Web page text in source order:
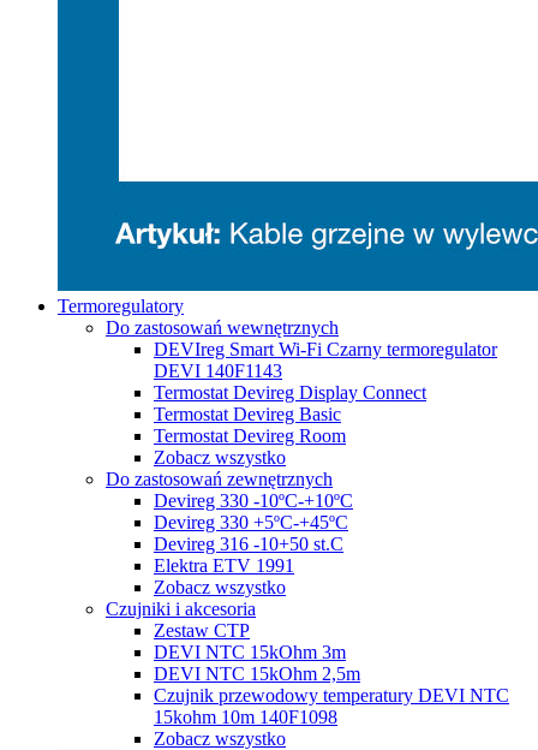
Termoregulatory
Do zastosowań wewnętrznych
DEVIreg Smart Wi-Fi Czarny termoregulator
DEVI 140F1143
Termostat Devireg Display Connect
Termostat Devireg Basic
Termostat Devireg Room
Zobacz wszystko
Do zastosowań zewnętrznych
Devireg 330 -10ºC-+10ºC
Devireg 330 +5ºC-+45ºC
Devireg 316 -10+50 st.C
Elektra ETV 1991
Zobacz wszystko
Czujniki i akcesoria
Zestaw CTP
DEVI NTC 15kOhm 3m
DEVI NTC 15kOhm 2,5m
Czujnik przewodowy temperatury DEVI NTC
15kohm 10m 140F1098
Zobacz wszystko